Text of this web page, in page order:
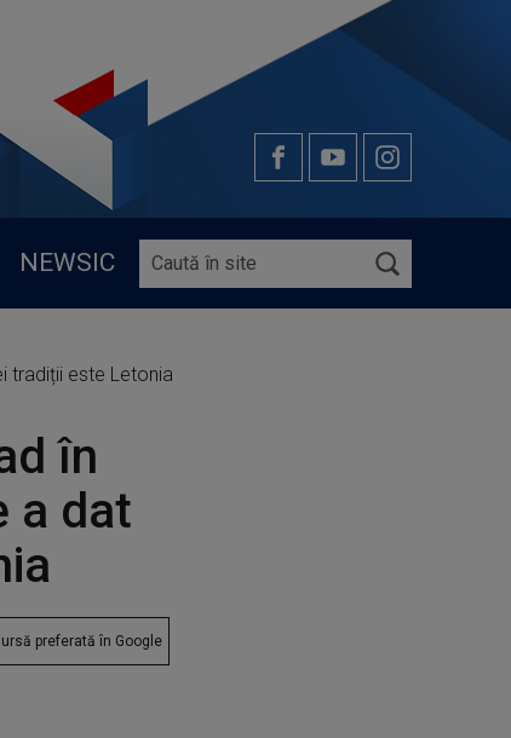
NEWSIC
tradiții este Letonia
în
a dat
preferată în Google